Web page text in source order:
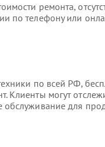
ремонта,
по телефону или
по всей РФ,
могут
обслуживание для